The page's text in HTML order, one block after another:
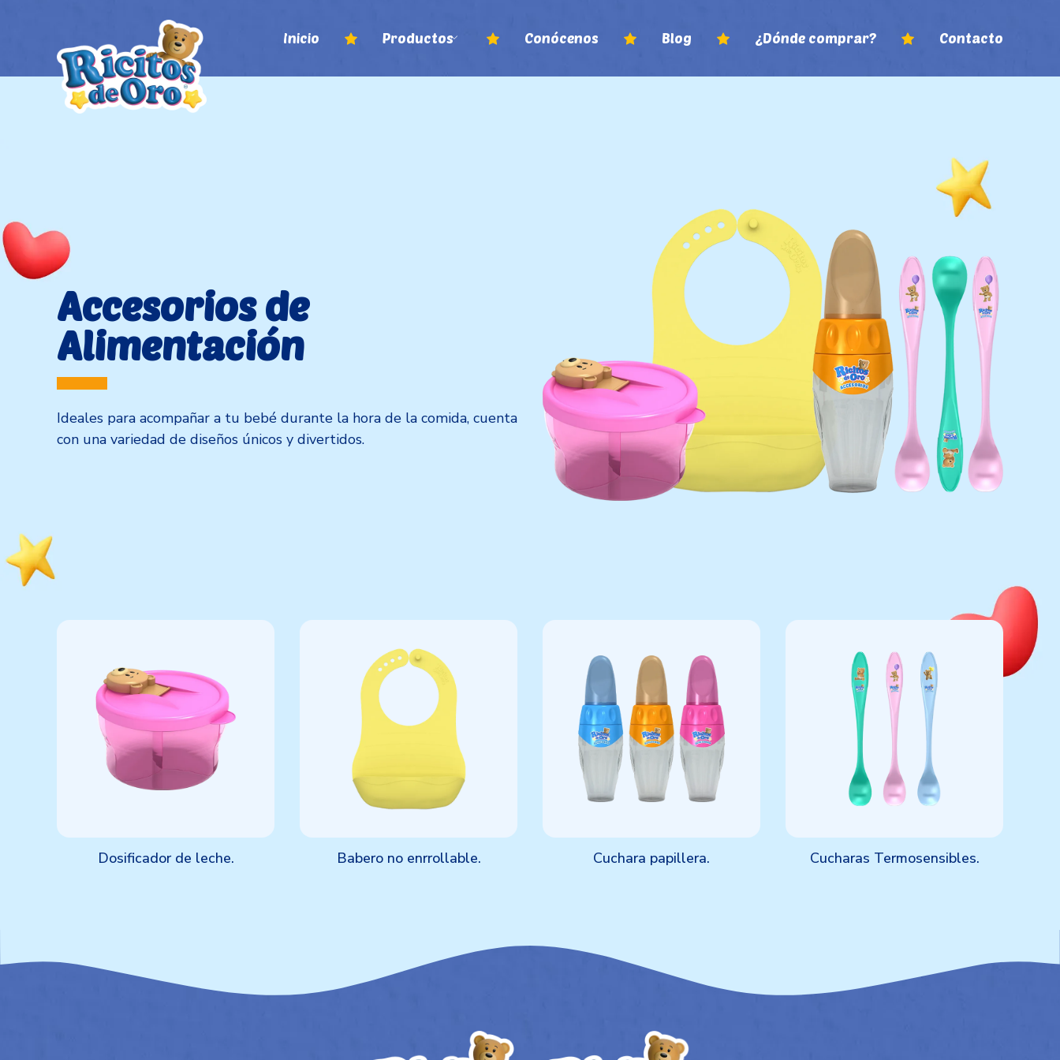
Inicio Productos Conócenos Blog ¿Dónde comprar? Contacto
Accesorios de
Alimentación
Ideales para acompañar a tu bebé durante la hora de la comida, cuenta
con una variedad de diseños únicos y divertidos.
Dosificador de leche. Babero no enrrollable. Cuchara papillera. Cucharas Termosensibles.